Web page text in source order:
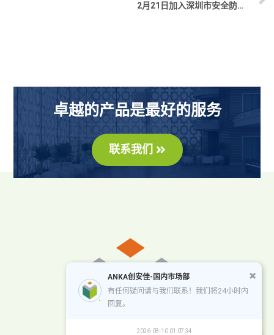
2月21日加入深圳市安全防范行业协会
卓越的产品是最好的服务
联系我们
ANKA创安佳-国内市场部
有任何疑问请与我们联系！我们将24小时内
回复。
2026-08-10 01:07:34